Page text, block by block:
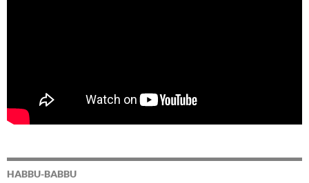
HABBU-BABBU